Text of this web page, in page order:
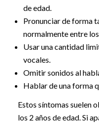
de edad.
Pronunciar de forma
normalmente entre
Usar una cantidad
vocales.
Omitir sonidos al
Hablar de una forma
Estos síntomas suelen
los 2 años de edad. Si